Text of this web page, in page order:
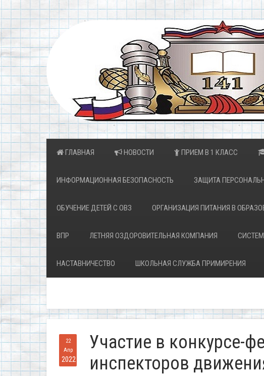
ГЛАВНАЯ НОВОСТИ ПРИЕМ В 1 КЛАСС
ИНФОРМАЦИОННАЯ БЕЗОПАСНОСТЬ ЗАЩИТА
ОБУЧЕНИЕ ДЕТЕЙ С ОВЗ ОРГАНИЗАЦИЯ ПИТАНИЯ В
ВПР ЛЕТНЯЯ ОЗДОРОВИТЕЛЬНАЯ КОМПАНИЯ
НАСТАВНИЧЕСТВО ШКОЛЬНАЯ СЛУЖБА ПРИМИРЕНИЯ
22
Апр
2022
Участие в конкурсе-
инспекторов